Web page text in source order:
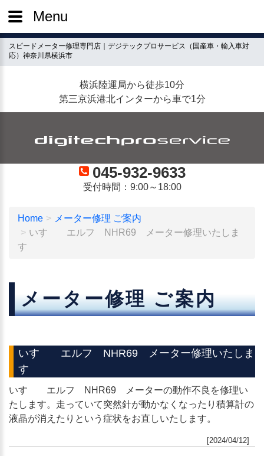
スピードメーター修理専門店｜デジテックプロサービス（国産車・輸入車対
応）神奈川県横浜市
横浜陸運局から徒歩10分
第三京浜港北インターから車で1分
045-932-9633
受付時間：9:00～18:00
Home
メーター修理 ご案内
いすゞ エルフ NHR69 メーター修理いたしま
す
メーター修理 ご案内
いすゞ エルフ NHR69 メーター修理いたしま
す
いすゞ エルフ NHR69 メーターの動作不良を修理い
たします。走っていて突然針が動かなくなったり積算計の
液晶が消えたりという症状をお直しいたします。
[2024/04/12]
Menu